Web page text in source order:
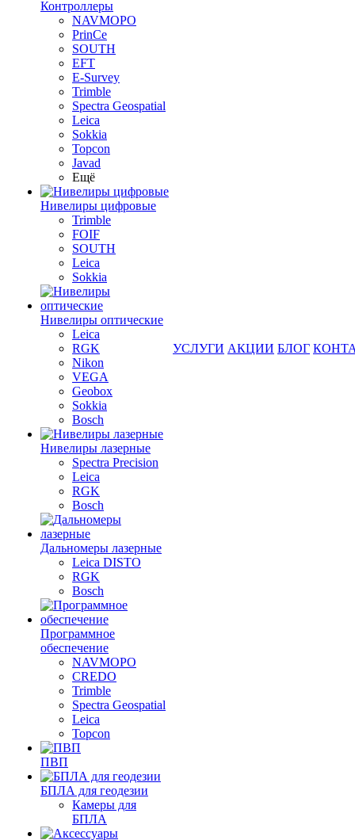
Контроллеры
NAVMOPO
PrinCe
SOUTH
EFT
E-Survey
Trimble
Spectra Geospatial
Leica
Sokkia
Topcon
Javad
Ещё
Нивелиры цифровые
Trimble
FOIF
SOUTH
Leica
Sokkia
Нивелиры оптические
Leica
RGK
Nikon
VEGA
Geobox
Sokkia
Bosch
Нивелиры лазерные
Spectra Precision
Leica
RGK
Bosch
Дальномеры лазерные
Leica DISTO
RGK
Bosch
Программное
обеспечение
NAVMOPO
CREDO
Trimble
Spectra Geospatial
Leica
Topcon
ПВП
БПЛА для геодезии
Камеры для
БПЛА
УСЛУГИ АКЦИИ БЛОГ